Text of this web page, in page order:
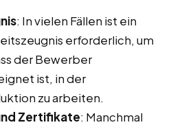
: In vielen Fällen ist ein
erforderlich, um
der Bewerber
ist, in der
zu arbeiten.
Zertifikate: Manchmal